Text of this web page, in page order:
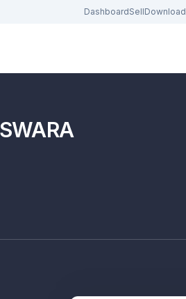
DashboardSellDownload